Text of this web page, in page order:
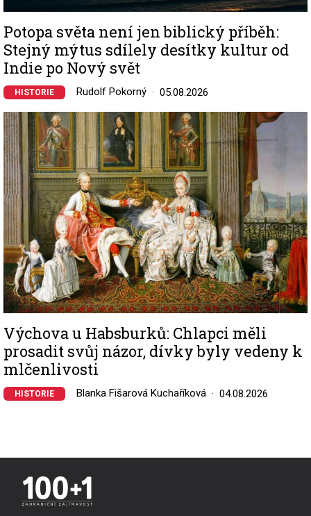
Potopa světa není jen biblický příběh:
Stejný mýtus sdílely desítky kultur od
Indie po Nový svět
HISTORIE Rudolf Pokorný 05.08.2026
Image
Výchova u Habsburků: Chlapci měli
prosadit svůj názor, dívky byly vedeny k
mlčenlivosti
HISTORIE Blanka Fišarová Kuchaříková 04.08.2026